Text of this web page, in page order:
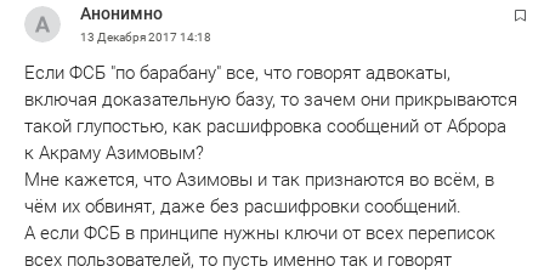
Анонимно
13 Декабря 201714:18
Если ФСБ "по барабану" все, что говорят адвокаты,
включая доказательную базу, то зачем они прикрываются
такой глупостью, как расшифровка сообщений от Аброра
к Акраму Азимовым?
Мне кажется, что Азимовы и так признаются во всём, в
чём их обвинят, даже без расшифровки сообщений.
А если ФСБ в принципе нужны ключи от всех переписок
всех пользователей, то пусть именно так и говорят